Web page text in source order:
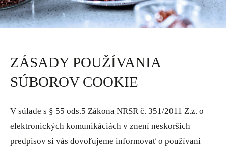
ZÁSADY POUŽÍVANIA
SÚBOROV COOKIE
V súlade s § 55 ods.5 Zákona NRSR č. 351/2011 Z.z. o
elektronických komunikáciách v znení neskorších
predpisov si vás dovoľujeme informovať o používaní